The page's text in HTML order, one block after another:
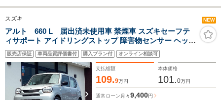
スズキ NEW
アルト 660 L 届出済未使用車 禁煙車 スズキセーフテ
ィサポート アイドリングストップ 障害物センサー ヘッド
ライトレベライザー 運転席シートヒーター
販売店保証 車両品質評価書付 購入プラン付 オンライン相談可
支払総額
109.9万円
本体価格
101.0万円
通常ローン 月々9,400円